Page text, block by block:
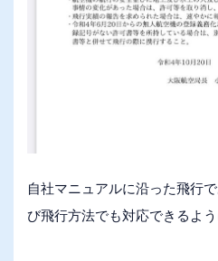
自社マニュアルに沿った飛行
び飛行方法でも対応できるよう